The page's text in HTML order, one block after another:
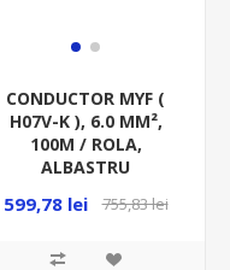
CONDUCTOR MYF (
H07V-K ), 6.0 MM²,
100M / ROLA,
ALBASTRU
599,78 lei 755,83 lei